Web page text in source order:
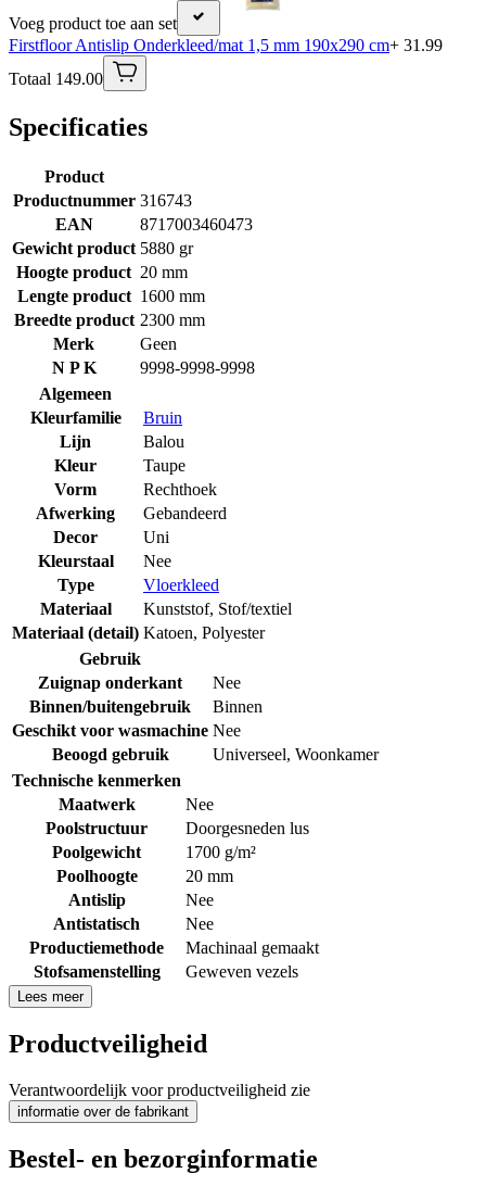
Voeg product toe aan set
Firstfloor Antislip Onderkleed/mat 1,5 mm 190x290 cm+ 31.99
Totaal 149.00
Specificaties
Product
Productnummer 316743
EAN
8717003460473
Gewicht product 5880 gr
Hoogte product 20 mm
Lengte product 1600 mm
Breedte product 2300 mm
Merk
Geen
N P K
9998-9998-9998
Algemeen
Kleurfamilie
Bruin
Lijn
Balou
Kleur
Taupe
Vorm
Rechthoek
Afwerking
Gebandeerd
Decor
Uni
Kleurstaal
Nee
Type
Vloerkleed
Materiaal
Kunststof, Stof/textiel
Materiaal (detail) Katoen, Polyester
Gebruik
Zuignap onderkant
Nee
Binnen/buitengebruik
Binnen
Geschikt voor wasmachine Nee
Beoogd gebruik
Universeel, Woonkamer
Technische kenmerken
Maatwerk
Nee
Poolstructuur
Doorgesneden lus
Poolgewicht
1700 g/m²
Poolhoogte
20 mm
Antislip
Nee
Antistatisch
Nee
Productiemethode
Machinaal gemaakt
Stofsamenstelling
Geweven vezels
Lees meer
Productveiligheid
Verantwoordelijk voor productveiligheid zie
informatie over de fabrikant
Bestel- en bezorginformatie